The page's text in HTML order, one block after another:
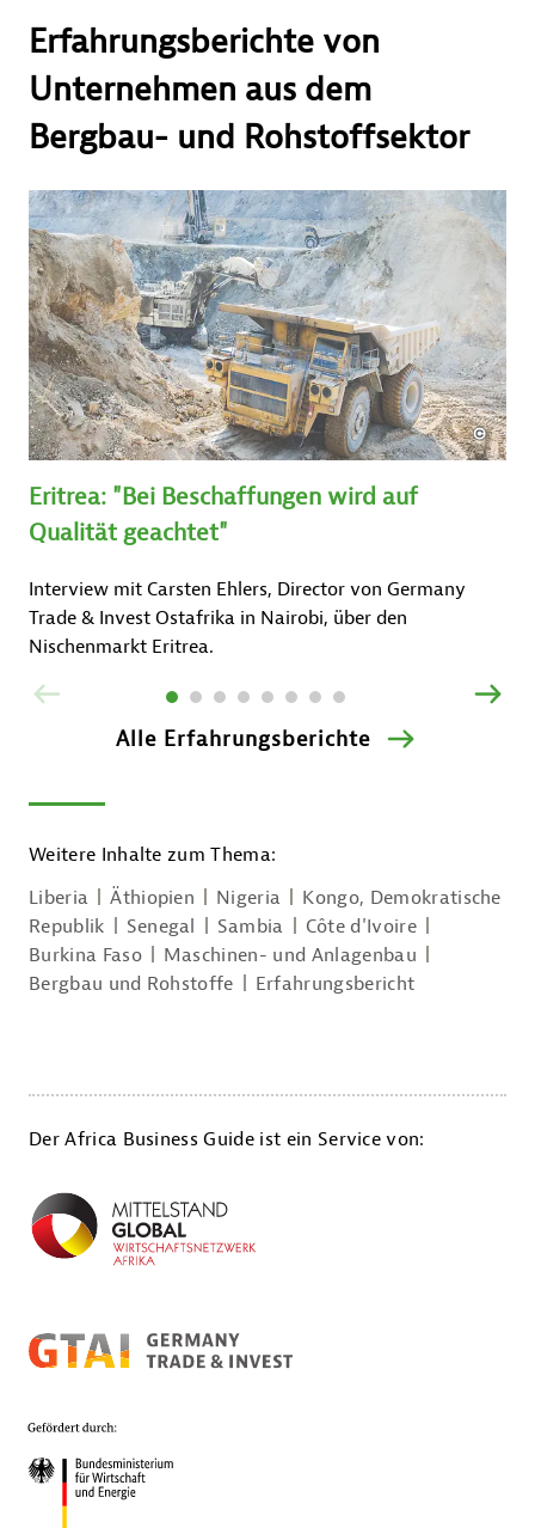
Erfahrungsberichte von
Unternehmen aus dem
Bergbau- und Rohstoffsektor
Eritrea: "Bei Beschaffungen wird auf
Qualität geachtet"
Interview mit Carsten Ehlers, Director von Germany
Trade & Invest Ostafrika in Nairobi, über den
Nischenmarkt Eritrea.
VOR
Alle Erfahrungsberichte
Weitere Inhalte zum Thema:
Liberia
Äthiopien Nigeria
Kongo, Demokratische
Republik
Senegal Sambia
Côte d'Ivoire
Burkina Faso
Maschinen- und Anlagenbau
Bergbau und Rohstoffe
Erfahrungsbericht
Der Africa Business Guide ist ein Service von: